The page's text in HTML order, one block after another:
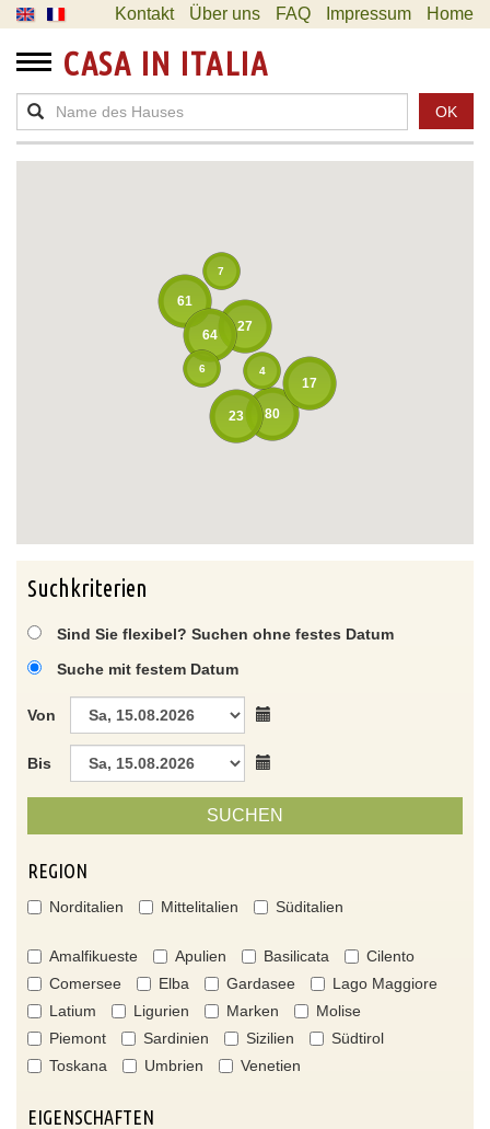
Kontakt Über uns FAQ Impressum Home
CASA IN ITALIA
OK
80
17
61
27
64
23
4
6
7
Suchkriterien
Sind Sie flexibel? Suchen ohne festes Datum
Suche mit festem Datum
Von
Bis
SUCHEN
REGION
Norditalien Mittelitalien Süditalien
Amalfikueste Apulien Basilicata
Cilento
Comersee
Elba Gardasee
Lago Maggiore
Latium
Ligurien Marken
Molise
Piemont
Sardinien Sizilien
Südtirol
Toskana
Umbrien Venetien
EIGENSCHAFTEN